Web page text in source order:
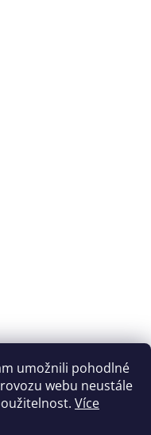
umožnili pohodlné
webu neustále
Více